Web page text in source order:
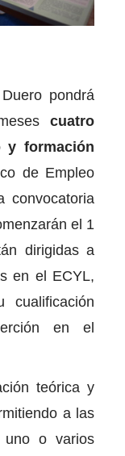
pondrá
cuatro
y formación
de Empleo
el 1
dirigidas a
en el ECYL,
en el
teórica y
a las
uno o varios